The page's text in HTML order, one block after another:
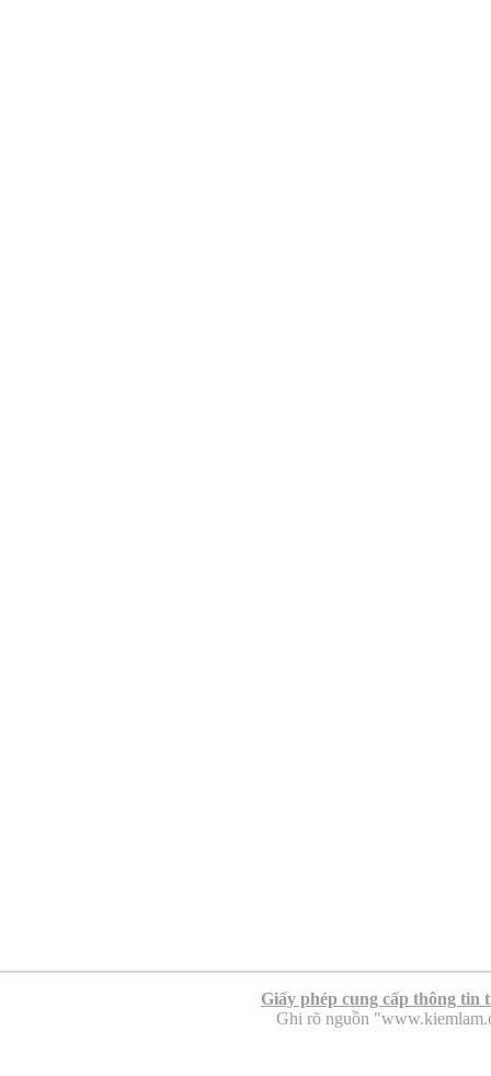
Giấy phép cung cấp thông tin
Ghi rõ nguồn